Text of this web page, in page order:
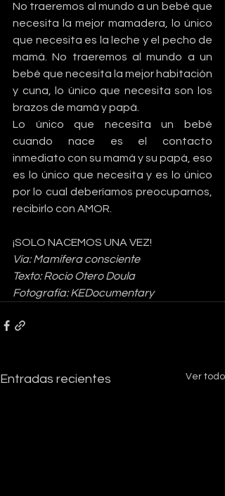
No traeremos al mundo a un bebé que
necesita la mejor mamadera, lo único
que necesita es la leche y el pecho de
mamá. No traeremos al mundo a un
bebé que necesita la mejor habitación
y cuna, lo único que necesita son los
brazos de mamá y papá.
Lo único que necesita un bebé
cuando nace es el contacto
inmediato con su mamá y su papá, eso
es lo único que necesita y es lo único
por lo cual deberíamos preocuparnos,
recibirlo con AMOR.
¡SOLO NACEMOS UNA VEZ!
Vía: Mamífera consciente
Texto: Rocio Otero Doula
Fotografía: KEDocumentary
Entradas recientes Ver todo